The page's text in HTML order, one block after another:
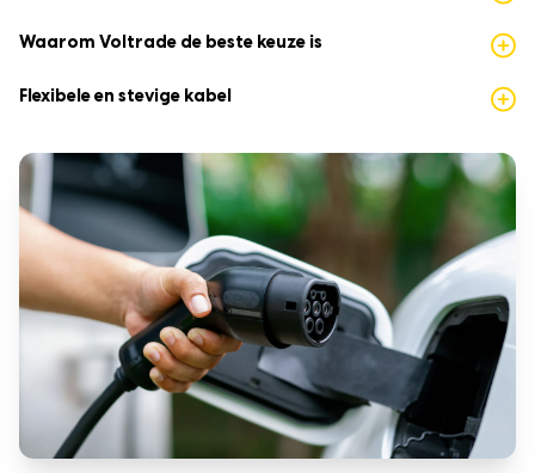
Waarom Voltrade de beste keuze is
Flexibele en stevige kabel